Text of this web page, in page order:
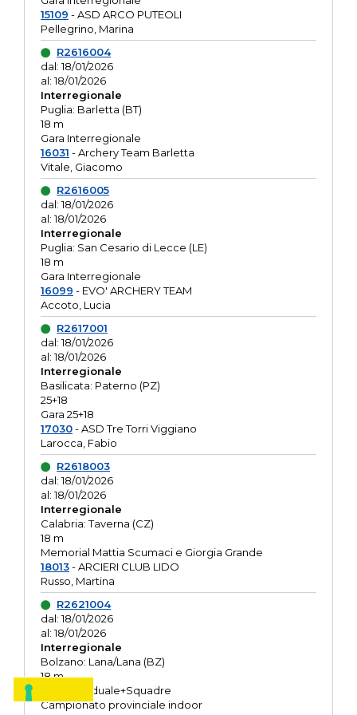
15109 - ASD ARCO PUTEOLI
Pellegrino, Marina
R2616004
dal: 18/01/2026
al: 18/01/2026
Interregionale
Puglia: Barletta (BT)
18 m
Gara Interregionale
16031 - Archery Team Barletta
Vitale, Giacomo
R2616005
dal: 18/01/2026
al: 18/01/2026
Interregionale
Puglia: San Cesario di Lecce (LE)
18 m
Gara Interregionale
16099 - EVO' ARCHERY TEAM
Accoto, Lucia
R2617001
dal: 18/01/2026
al: 18/01/2026
Interregionale
Basilicata: Paterno (PZ)
25+18
Gara 25+18
17030- ASD Tre Torri Viggiano
Larocca, Fabio
R2618003
dal: 18/01/2026
al: 18/01/2026
Interregionale
Calabria: Taverna (CZ)
18 m
Memorial Mattia Scumaci e Giorgia Grande
18013- ARCIERI CLUB LIDO
Russo, Martina
R2621004
dal: 18/01/2026
al: 18/01/2026
Interregionale
Bolzano: Lana/Lana (BZ)
18 m
O.R. Individuale+Squadre
Campionato provinciale indoor